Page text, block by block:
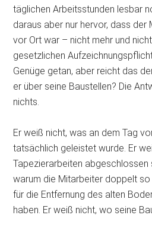
täglichen Arbeitsstunden lesbar
daraus aber nur hervor, dass der
vor Ort war – nicht mehr und
gesetzlichen
Genüge getan, aber reicht das
er über seine Baustellen? Die
nichts.
Er weiß nicht, was an dem Tag
tatsächlich geleistet wurde. Er
Tapezierarbeiten abgeschlossen
warum die Mitarbeiter doppelt
für die Entfernung des alten
haben. Er weiß nicht, wo seine